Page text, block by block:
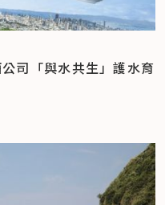
司「與水共生」護水育